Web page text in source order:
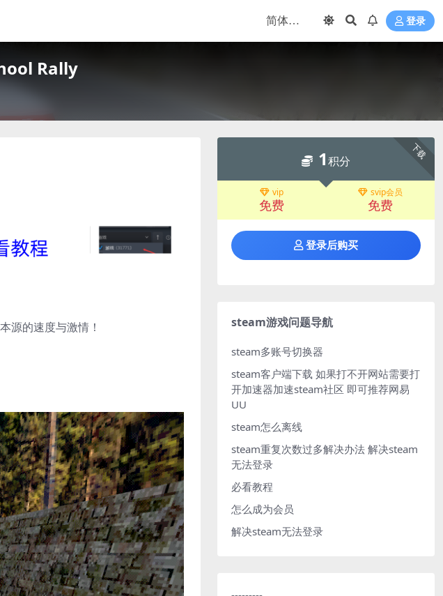
登录
Rally
源的速度与激情！
下载
1积分
vip
免费
svip会员
免费
登录后购买
steam游戏问题导航
steam多账号切换器
steam客户端下载 如果打不开网站需要打
开加速器加速steam社区 即可推荐网易
UU
steam怎么离线
steam重复次数过多解决办法 解决steam
无法登录
必看教程
怎么成为会员
解决steam无法登录